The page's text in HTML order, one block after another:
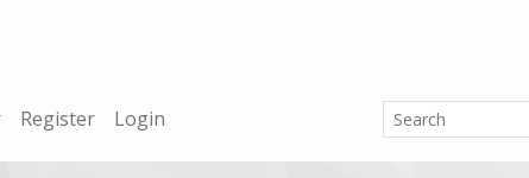
Register Login